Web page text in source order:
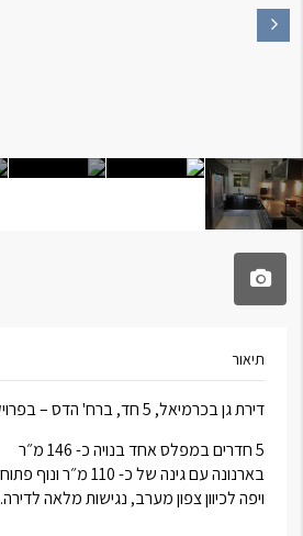
תיאור
דירת גן בכרמיאל, 5 חד, ברח' הדס – בפרויקט של נופי הדס!!
5 חדרים במפלס אחד בנויה כ- 146 מ״ר
בארנונה עם גינה של כ- 110 מ״ר ונוף פתוח
ויפה לכיוון צפון מערב, נגישות מלאה לדירה.